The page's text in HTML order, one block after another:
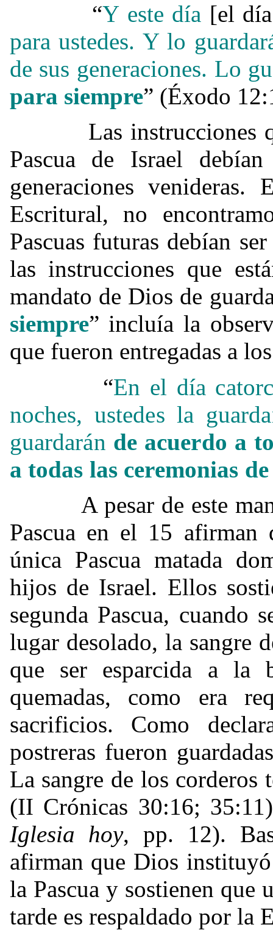
“Y este día [el
para ustedes. Y lo
de sus generaciones. Lo
para siempre” (Éxodo
Las instrucciones
Pascua de Israel
generaciones
Escritural, no
Pascuas futuras debían
las instrucciones que
mandato de Dios de
siempre” incluía la
que fueron entregadas a
“En el día
noches, ustedes la
guardarán de acuerdo a
a todas las ceremonias de
A pesar de este
Pascua en el 15
única Pascua matada
hijos de Israel. Ellos
segunda Pascua, cuando
lugar desolado, la sangre
que ser esparcida a la
quemadas, como era
sacrificios. Como
postreras fueron
La sangre de los corderos
(II Crónicas 30:16;
Iglesia hoy, pp. 12).
afirman que Dios
la Pascua y sostienen que
tarde es respaldado por la